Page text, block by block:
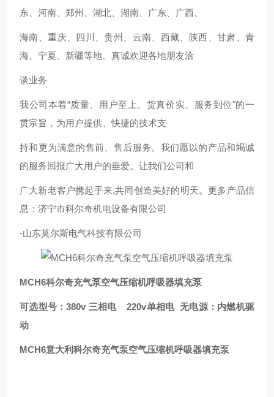
东、河南、郑州、湖北、湖南、广东、广西、
海南、重庆、四川、贵州、云南、西藏、陕西、甘肃、青
海、宁夏、新疆等地。真诚欢迎各地朋友洽
谈业务
我公司本着“质量、用户至上、货真价实、服务到位"的一
贯宗旨，为用户提供、快捷的技术支
持和更为满意的售前、售后服务。我们愿以的产品和竭诚
的服务回报广大用户的垂爱。让我们公司和
广大新老客户携起手来,共同创造美好的明天。更多产品信
息：济宁市科尔奇机电设备有限公司
-山东莫尔斯电气科技有限公司
MCH6科尔奇充气泵空气压缩机呼吸器填充泵
可选型号：380v 三相电 220v单相电 无电源：内燃机驱
动
MCH6意大利科尔奇充气泵空气压缩机呼吸器填充泵